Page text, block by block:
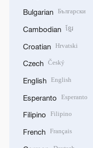
Bulgarian Български
Cambodian ខ្មែរ
Croatian Hrvatski
Czech Český
English English
Esperanto Esperanto
Filipino Filipino
French Français